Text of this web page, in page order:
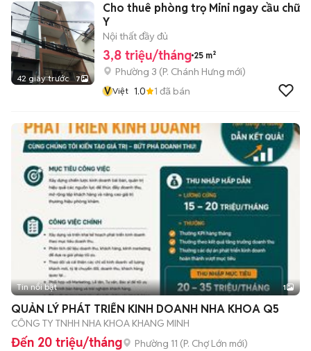
42 giây trước 7
Cho thuê phòng trọ Mini ngay cầu chữ
Y
Nội thất đầy đủ
3,8 triệu/tháng 25 m²
Phường 3 (P. Chánh Hưng mới)
VViệt 1.0 1 đã bán
Tin nổi bật 1
QUẢN LÝ PHÁT TRIỂN KINH DOANH NHA KHOA Q5
CÔNG TY TNHH NHA KHOA KHANG MINH
Đến 20 triệu/tháng Phường 11 (P. Chợ Lớn mới)